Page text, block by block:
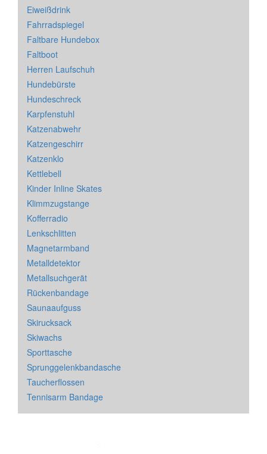
Eiweißdrink
Fahrradspiegel
Faltbare Hundebox
Faltboot
Herren Laufschuh
Hundebürste
Hundeschreck
Karpfenstuhl
Katzenabwehr
Katzengeschirr
Katzenklo
Kettlebell
Kinder Inline Skates
Klimmzugstange
Kofferradio
Lenkschlitten
Magnetarmband
Metalldetektor
Metallsuchgerät
Rückenbandage
Saunaaufguss
Skirucksack
Skiwachs
Sporttasche
Sprunggelenkbandasche
Taucherflossen
Tennisarm Bandage